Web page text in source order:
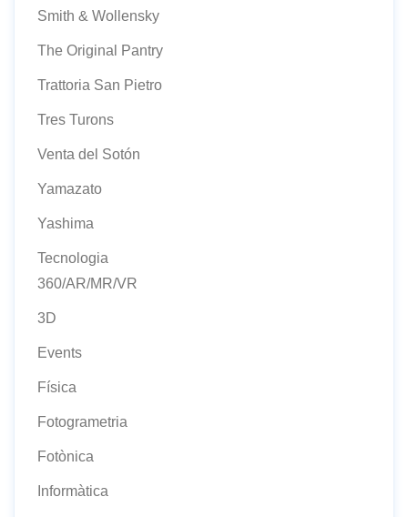
Smith & Wollensky
The Original Pantry
Trattoria San Pietro
Tres Turons
Venta del Sotón
Yamazato
Yashima
Tecnologia
360/AR/MR/VR
3D
Events
Física
Fotogrametria
Fotònica
Informàtica